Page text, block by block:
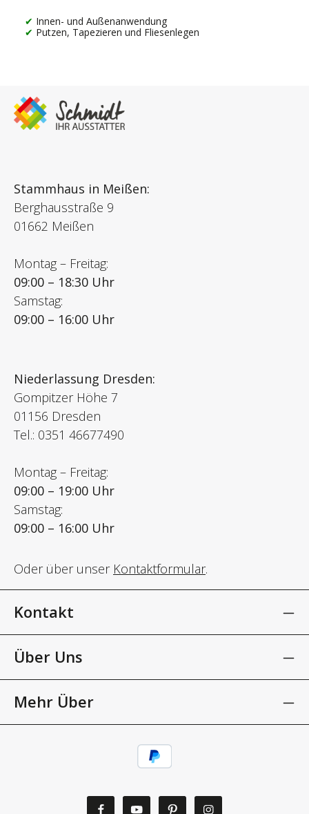
Innen- und Außenanwendung
Putzen, Tapezieren und Fliesenlegen
Stammhaus in Meißen:
Berghausstraße 9
01662 Meißen
Montag – Freitag:
09:00 – 18:30 Uhr
Samstag:
09:00 – 16:00 Uhr
Niederlassung Dresden:
Gompitzer Höhe 7
01156 Dresden
Tel.: 0351 46677490
Montag – Freitag:
09:00 – 19:00 Uhr
Samstag:
09:00 – 16:00 Uhr
Oder über unser Kontaktformular.
Kontakt
Über Uns
Mehr Über